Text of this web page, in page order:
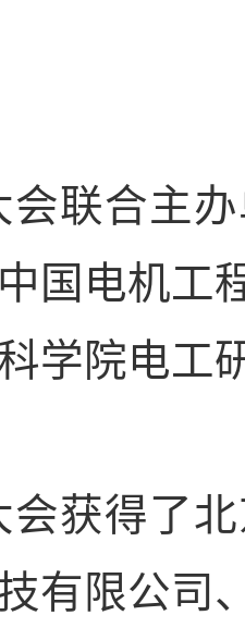
合主办
国电机工
学院电工
得了北
有限公司